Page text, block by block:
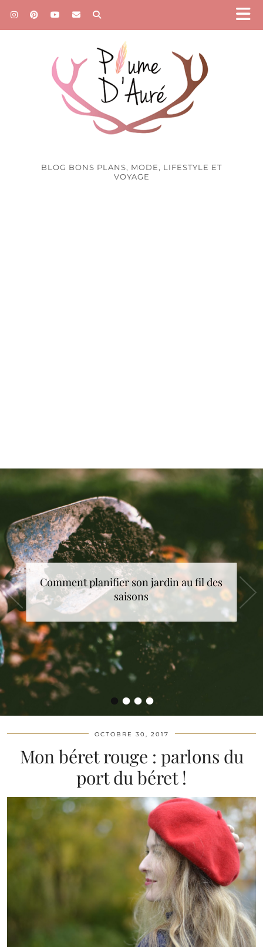
BLOG BONS PLANS, MODE, LIFESTYLE ET
VOYAGE
••••
Comment choisir le cadeau de Noël idéal
?
OCTOBRE 30, 2017
Mon béret rouge : parlons du
port du béret !